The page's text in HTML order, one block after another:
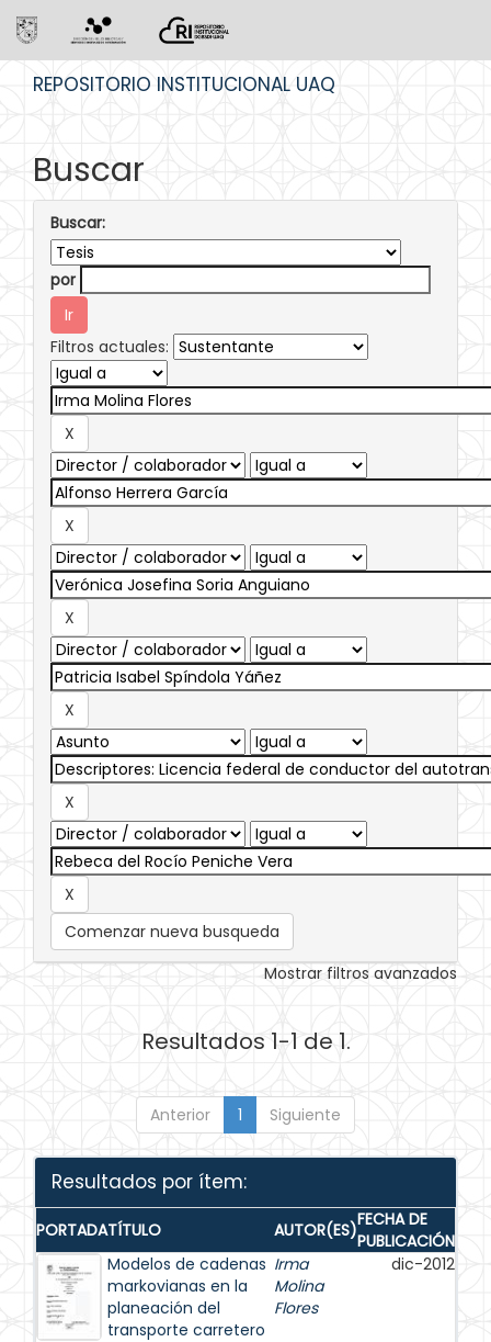
REPOSITORIO INSTITUCIONAL UAQ
Buscar
Buscar:
por
Filtros actuales:
Comenzar nueva busqueda
Mostrar filtros avanzados
Resultados 1-1 de 1.
Anterior 1 Siguiente
Resultados por ítem:
PORTADATÍTULO AUTOR(ES)FECHA DE
PUBLICACIÓN
Modelos de cadenas
markovianas en la
planeación del
transporte carretero
Irma
Molina
Flores
dic-2012